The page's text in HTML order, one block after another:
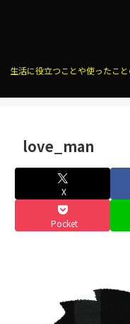
生活に役立つことや使ったこ
love_man
X
Pocket